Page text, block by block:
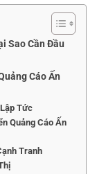
Sao Cần Đầu
Cáo Ấn
Tức
Quảng Cáo Ấn
Tranh